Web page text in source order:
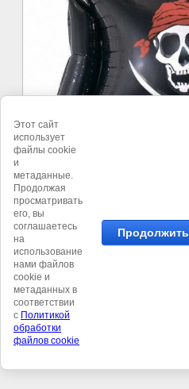
© Студия 101 воздушный шар
Этот сайт
использует
файлы cookie
и
метаданные.
Продолжая
просматривать
его, вы
соглашаетесь
на
использование
нами файлов
cookie и
метаданных в
соответствии
с Политикой
обработки
файлов cookie
Продолжить